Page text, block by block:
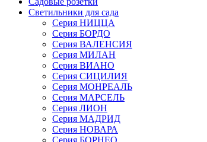
Светильники для сада
Серия НИЦЦА
Серия БОРДО
Серия ВАЛЕНСИЯ
Серия МИЛАН
Серия ВИАНО
Серия СИЦИЛИЯ
Серия МОНРЕАЛЬ
Серия МАРСЕЛЬ
Серия ЛИОН
Серия МАДРИД
Серия НОВАРА
Серия БОРНЕО